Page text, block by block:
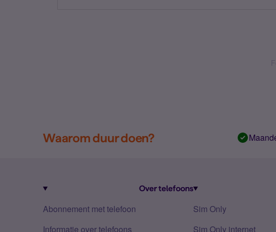
Waarom duur doen?
Over telefoons
Abonnement met telefoon
Informatie over telefoons
Sim Only
Sim Only internet